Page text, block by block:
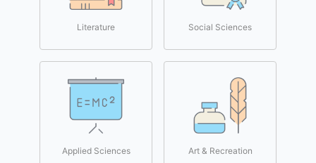
Literature Social Sciences
Applied Sciences Art & Recreation